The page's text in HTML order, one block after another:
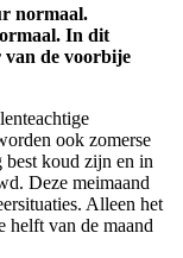
normaal.
In dit
van de voorbije
ook zomerse
best koud zijn en in
Deze meimaand
Alleen het
helft van de maand